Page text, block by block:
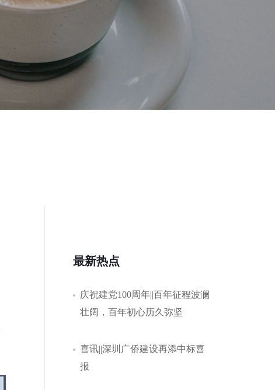
最新热点
庆祝建党100周年||百年征程波澜
壮阔，百年初心历久弥坚
喜讯||深圳广侨建设再添中标喜
报